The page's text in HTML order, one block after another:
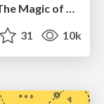
[RailsConf 2023 Opening Keynote] The Magic of Rails
31 10k